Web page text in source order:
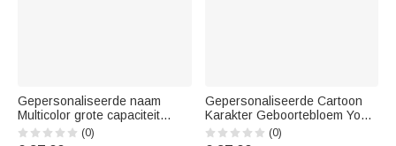
Gepersonaliseerde naam
Multicolor grote capaciteit
Yoga Mat Tas Outdoor Fitness
activiteiten accessoire
(0)
Gepersonaliseerde Cartoon
Karakter Geboortebloem Yoga
Mat Tas met Naam Yoga
Accessoires Verjaardag Sport
(0)